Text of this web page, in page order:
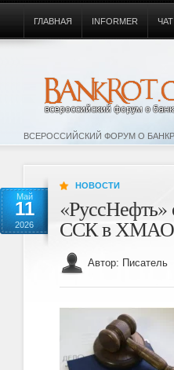
ВСЕРОССИЙСКИЙ ФОРУМ О
ГЛАВНАЯ INFORMER ЧАТ
Май
11
2026
НОВОСТИ
«РуссНефть»
ССК в ХМАО
Автор: Писатель